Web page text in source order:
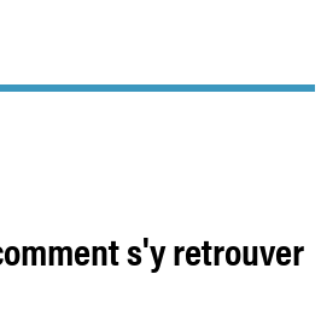
s'y retrouver